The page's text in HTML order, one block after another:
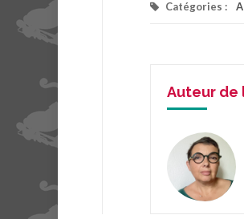
Catégories :
Auteur de